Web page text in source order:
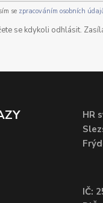
se zpracováním osobních
se kdykoli odhlásit.
HR
IČ: